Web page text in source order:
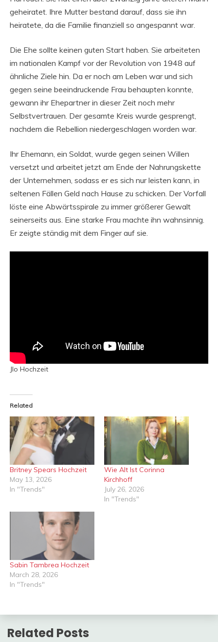
geheiratet. Ihre Mutter bestand darauf, dass sie ihn
heiratete, da die Familie finanziell so angespannt war.
Die Ehe sollte keinen guten Start haben. Sie arbeiteten
im nationalen Kampf vor der Revolution von 1948 auf
ähnliche Ziele hin. Da er noch am Leben war und sich
gegen seine beeindruckende Frau behaupten konnte,
gewann ihr Ehepartner in dieser Zeit noch mehr
Selbstvertrauen. Der gesamte Kreis wurde gesprengt,
nachdem die Rebellion niedergeschlagen worden war.
Ihr Ehemann, ein Soldat, wurde gegen seinen Willen
versetzt und arbeitet jetzt am Ende der Nahrungskette
der Unternehmen, sodass er es sich nur leisten kann, in
seltenen Fällen Geld nach Hause zu schicken. Der Vorfall
löste eine Abwärtsspirale zu immer größerer Gewalt
seinerseits aus. Eine starke Frau machte ihn wahnsinnig.
Er zeigte ständig mit dem Finger auf sie.
Jlo Hochzeit
Related
Britney Spears Hochzeit
May 13, 2026
In "Trends"
Wie Alt Ist Corinna
Kirchhoff
July 26, 2026
In "Trends"
Sabin Tambrea Hochzeit
March 28, 2026
In "Trends"
Related Posts